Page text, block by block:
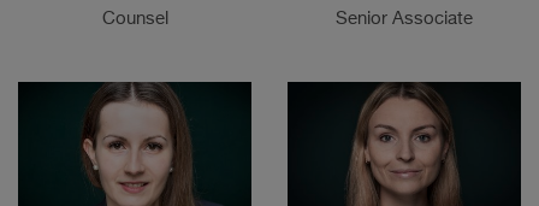
Counsel Senior Associate